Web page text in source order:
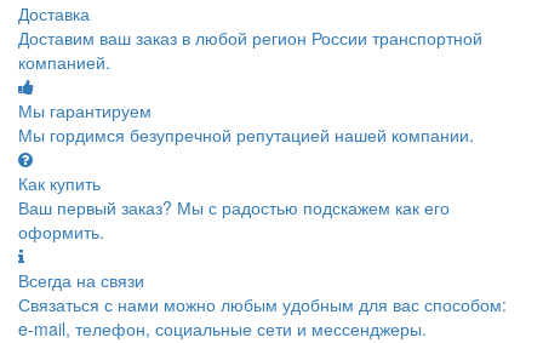
Доставка
Доставим ваш заказ в любой регион России транспортной
компанией.
Мы гарантируем
Мы гордимся безупречной репутацией нашей компании.
Как купить
Ваш первый заказ? Мы с радостью подскажем как его
оформить.
Всегда на связи
Связаться с нами можно любым удобным для вас способом:
e-mail, телефон, социальные сети и мессенджеры.